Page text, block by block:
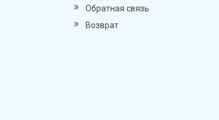
Обратная связь
Возврат